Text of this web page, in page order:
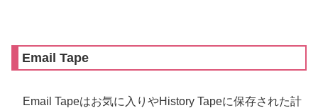
Email Tape
Email Tapeはお気に入りやHistory Tapeに保存された計